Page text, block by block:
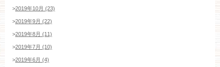
>2019年10月 (23)
>2019年9月 (22)
>2019年8月 (11)
>2019年7月 (10)
>2019年6月 (4)